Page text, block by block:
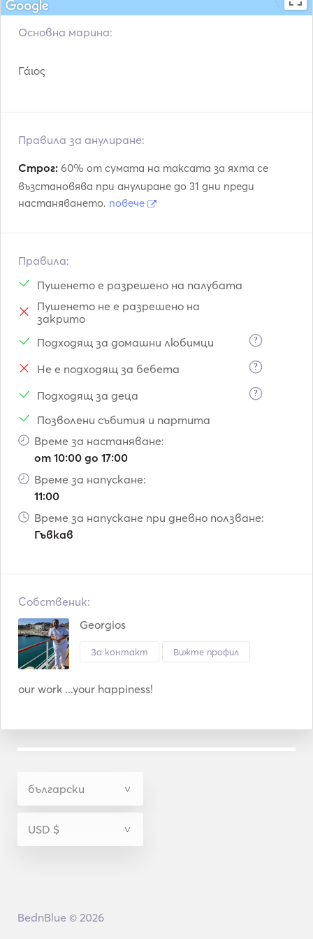
Основна марина:
Γάιος
Правила за анулиране:
Строг: 60% от сумата на таксата за яхта се
възстановява при анулиране до 31 дни преди
настаняването. повече
Правила:
Пушенето е разрешено на палубата
Пушенето не е разрешено на
закрито
Подходящ за домашни любимци
?
Не е подходящ за бебета ?
Подходящ за деца ?
Позволени събития и партита
Време за настаняване:
от 10:00 до 17:00
Време за напускане:
11:00
Време за напускане при дневно ползване:
Гъвкав
Собственик:
Georgios
За контакт Вижте профил
our work ...your happiness!
BednBlue © 2026